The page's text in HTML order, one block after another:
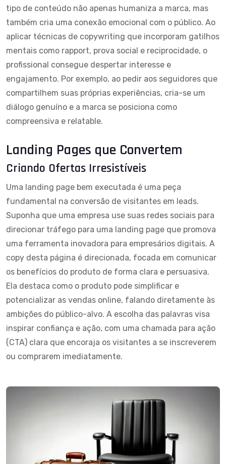
tipo de conteúdo não apenas humaniza a marca, mas
também cria uma conexão emocional com o público. Ao
aplicar técnicas de copywriting que incorporam gatilhos
mentais como rapport, prova social e reciprocidade, o
profissional consegue despertar interesse e
engajamento. Por exemplo, ao pedir aos seguidores que
compartilhem suas próprias experiências, cria-se um
diálogo genuíno e a marca se posiciona como
compreensiva e relatable.
Landing Pages que Convertem
Criando Ofertas Irresistíveis
Uma landing page bem executada é uma peça
fundamental na conversão de visitantes em leads.
Suponha que uma empresa use suas redes sociais para
direcionar tráfego para uma landing page que promova
uma ferramenta inovadora para empresários digitais. A
copy desta página é direcionada, focada em comunicar
os benefícios do produto de forma clara e persuasiva.
Ela destaca como o produto pode simplificar e
potencializar as vendas online, falando diretamente às
ambições do público-alvo. A escolha das palavras visa
inspirar confiança e ação, com uma chamada para ação
(CTA) clara que encoraja os visitantes a se inscreverem
ou comprarem imediatamente.